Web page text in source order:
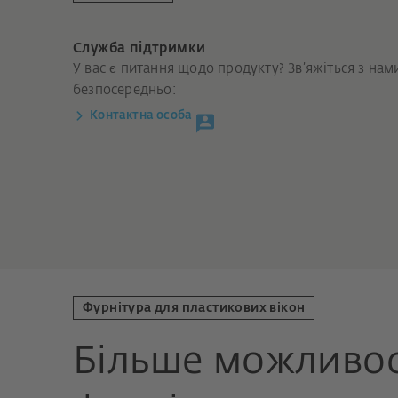
Служба підтримки
У вас є питання щодо продукту? Зв’яжіться з
безпосередньо:
Контактна особа
Фурнітура для пластикових вікон
Більше